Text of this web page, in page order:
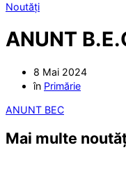
Noutăți
ANUNT
8 Mai 2024
în Primărie
ANUNT BEC
Mai multe